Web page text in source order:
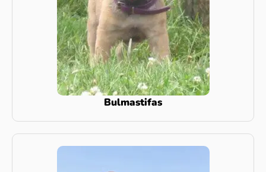
Bulmastifas